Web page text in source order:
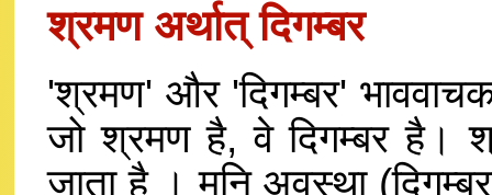
श्रमण अर्थात् दिगम्बर
'श्रमण' और 'दिगम्बर'
जो श्रमण है, वे दिगम्बर है।
जाता है । मुनि अवस्था